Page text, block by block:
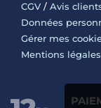
CGV / Avis
Données
Gérer mes
Mentions légales